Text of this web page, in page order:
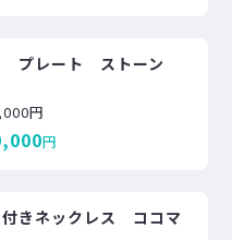
プレート ストーン
円
円
きネックレス ココマ